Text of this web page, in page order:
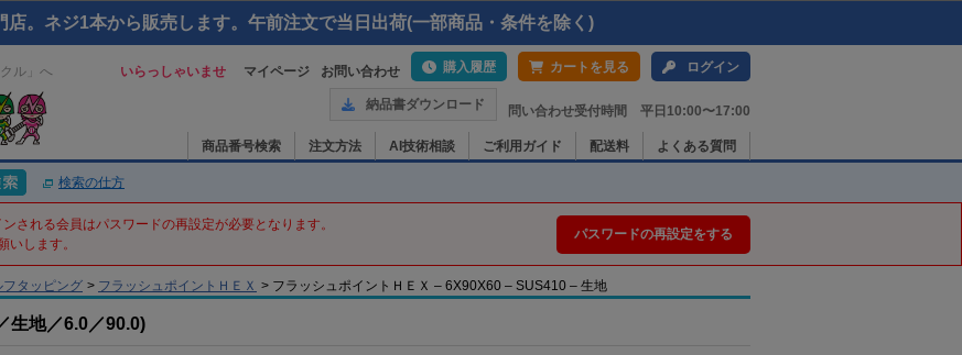
店。ネジ1本から販売します。午前注文で当日出荷(一部商品・条件を除く)
ル」へ いらっしゃいませ マイページ お問い合わせ 購入履歴 カートを見る ログイン
納品書ダウンロード 問い合わせ受付時間 平日10:00〜17:00
商品番号検索 注文方法 AI技術相談 ご利用ガイド 配送料 よくある質問
検索の仕方
される会員はパスワードの再設定が必要となります。
いします。
パスワードの再設定をする
フタッピング > フラッシュポイントＨＥＸ > フラッシュポイントＨＥＸ – 6X90X60 – SUS410 – 生地
生地／6.0／90.0)